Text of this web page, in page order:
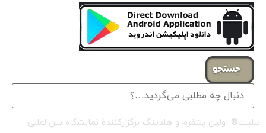
جستجو
لیلیت® اولین پلتفرم و هلدینگ برگزارکنندهٔ نمایشگاه بین‌المللی